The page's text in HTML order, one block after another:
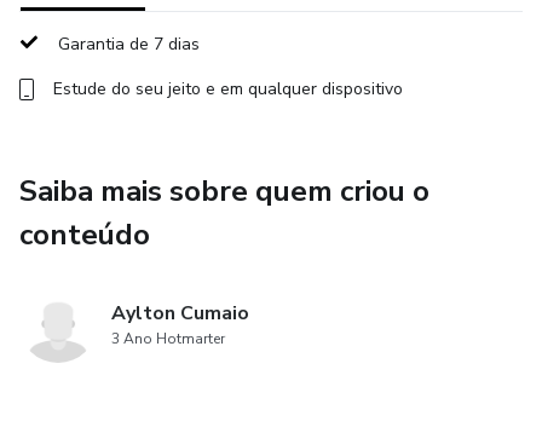
Garantia de 7 dias
Estude do seu jeito e em qualquer dispositivo
Saiba mais sobre quem criou o
conteúdo
Aylton Cumaio
3 Ano Hotmarter